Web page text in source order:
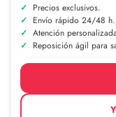
Precios exclusivos.
Envío rápido 24/48 h.
Atención
Reposición ágil para